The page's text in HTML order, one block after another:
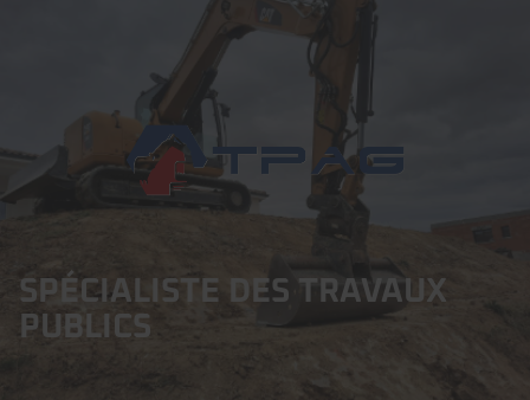
SPÉCIALISTE DES TRAVAUX
PUBLICS